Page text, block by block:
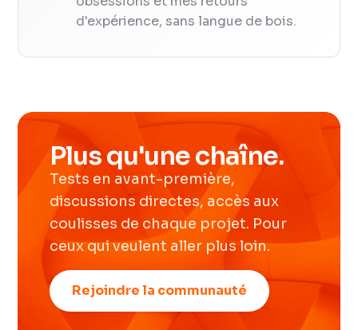
d'expérience, sans langue de bois.
Plus qu'une chaîne.
Tests en avant-première,
discussions directes, accès aux
coulisses de chaque projet. Pour
ceux qui veulent aller plus loin.
Rejoindre la communauté